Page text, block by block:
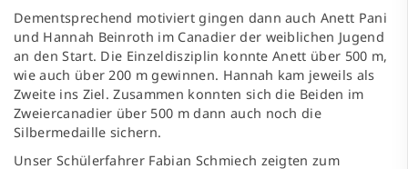
Dementsprechend motiviert gingen dann auch Anett Pani
und Hannah Beinroth im Canadier der weiblichen Jugend
an den Start. Die Einzeldisziplin konnte Anett über 500 m,
wie auch über 200 m gewinnen. Hannah kam jeweils als
Zweite ins Ziel. Zusammen konnten sich die Beiden im
Zweiercanadier über 500 m dann auch noch die
Silbermedaille sichern.
Unser Schülerfahrer Fabian Schmiech zeigten zum